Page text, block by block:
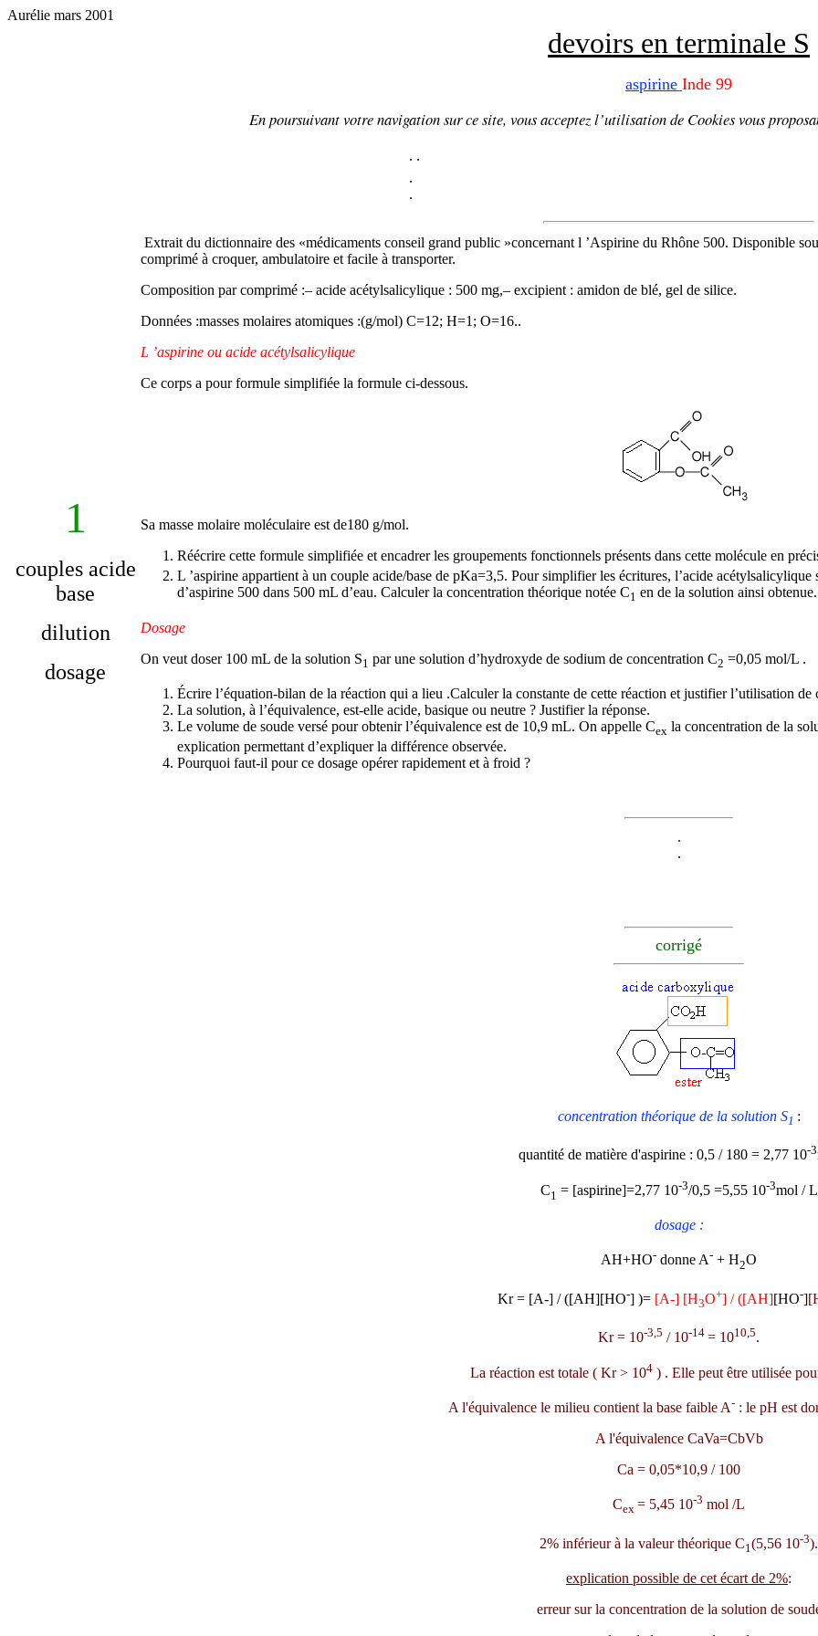
Aurélie mars 2001
devoirs en terminale S
aspirine Inde 99
En poursuivant votre navigation sur ce site, vous acceptez l’utilisation de Cookies vous
. .
.
.
1
couples acide
base
dilution
dosage
Extrait du dictionnaire des «médicaments conseil grand public »concernant l ’Aspirine du Rhône 500. Disponible
comprimé à croquer, ambulatoire et facile à transporter.
Composition par comprimé :– acide acétylsalicylique : 500 mg,– excipient : amidon de blé, gel de silice.
Données :masses molaires atomiques :(g/mol) C=12; H=1; O=16..
L ’aspirine ou acide acétylsalicylique
Ce corps a pour formule simplifiée la formule ci-dessous.
Sa masse molaire moléculaire est de180 g/mol.
Réécrire cette formule simplifiée et encadrer les groupements fonctionnels présents dans cette molécule en
L ’aspirine appartient à un couple acide/base de pKa=3,5. Pour simplifier les écritures, l’acide
d’aspirine 500 dans 500 mL d’eau. Calculer la concentration théorique notée C1 en de la solution ainsi obtenue.
Dosage
On veut doser 100 mL de la solution S1 par une solution d’hydroxyde de sodium de concentration C2 =0,05 mol/L .
Écrire l’équation-bilan de la réaction qui a lieu .Calculer la constante de cette réaction et justifier l’utilisation de
La solution, à l’équivalence, est-elle acide, basique ou neutre ? Justifier la réponse.
Le volume de soude versé pour obtenir l’équivalence est de 10,9 mL. On appelle Cex la concentration de la
explication permettant d’expliquer la différence observée.
Pourquoi faut-il pour ce dosage opérer rapidement et à froid ?
.
.
corrigé
concentration théorique de la solution S1 :
quantité de matière d'aspirine : 0,5 / 180 = 2,77 10-3
C1 = [aspirine]=2,77 10-3/0,5 =5,55 10-3mol / L
dosage :
AH+HO- donne A- + H2O
Kr = [A-] / ([AH][HO-] )= [A-] [H3O+] / ([AH][HO-]
Kr = 10-3,5 / 10-14 = 1010,5.
La réaction est totale ( Kr > 104 ) . Elle peut être utilisée
A l'équivalence le milieu contient la base faible A-: le pH est
A l'équivalence CaVa=CbVb
Ca = 0,05*10,9 / 100
Cex = 5,45 10-3 mol /L
2% inférieur à la valeur théorique C1(5,56 10-3).
explication possible de cet écart de 2%:
erreur sur la concentration de la solution de